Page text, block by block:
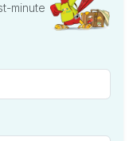
minute